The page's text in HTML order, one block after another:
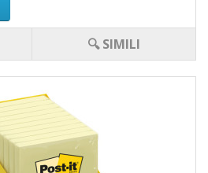
🔍 SIMILI